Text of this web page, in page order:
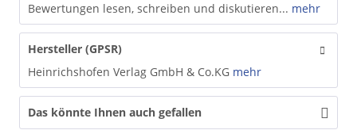
Bewertungen lesen, schreiben und diskutieren... mehr
Hersteller (GPSR)
Heinrichshofen Verlag GmbH & Co.KG mehr
Das könnte Ihnen auch gefallen